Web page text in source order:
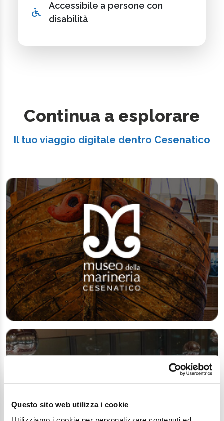
Questo sito web utilizza i cookie
Accessibile a persone con
disabilità
Continua a esplorare
Il tuo viaggio digitale dentro Cesenatico